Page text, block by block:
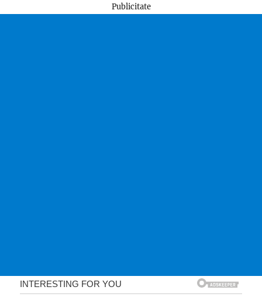
Publicitate